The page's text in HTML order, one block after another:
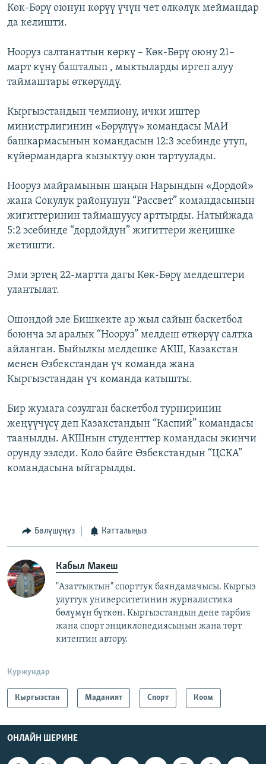
Көк-Бөрү оюнун көрүү үчүн чет өлкөлүк меймандар
да келишти.
Нооруз салтанаттын көркү – Көк-Бөрү оюну 21–
март күнү башталып , мыктыларды иргеп алуу
таймаштары өткөрүлдү.
Кыргызстандын чемпиону, ички иштер
министрлигинин «Бөрүлүү» командасы МАИ
башкармасынын командасын 12:3 эсебинде утуп,
күйөрмандарга кызыктуу оюн тартуулады.
Нооруз майрамынын шаңын Нарындын «Дордой»
жана Сокулук районунун “Рассвет” командасынын
жигиттеринин таймашуусу арттырды. Натыйжада
5:2 эсебинде “дордойдун” жигиттери жеңишке
жетишти.
Эми эртең 22-мартта дагы Көк-Бөрү мелдештери
улантылат.
Ошондой эле Бишкекте ар жыл сайын баскетбол
боюнча эл аралык “Нооруз” мелдеш өткөрүү салтка
айланган. Быйылкы мелдешке АКШ, Казакстан
менен Өзбекстандан үч команда жана
Кыргызстандан үч команда катышты.
Бир жумага созулган баскетбол турниринин
жеңүүчүсү деп Казакстандын “Каспий” командасы
таанылды. АКШнын студенттер командасы экинчи
орунду ээледи. Коло байге Өзбекстандын “ЦСКА”
командасына ыйгарылды.
Бөлүшүңүз Катталыңыз
Кабыл Макеш
"Азаттыктын" спорттук баяндамачысы. Кыргыз
улуттук университетинин журналистика
бөлүмүн бүткөн. Кыргызстандын дене тарбия
жана спорт энциклопедиясынын жана төрт
китептин автору.
Куржундар
Кыргызстан Маданият Спорт Коом
ОНЛАЙН ШЕРИНЕ